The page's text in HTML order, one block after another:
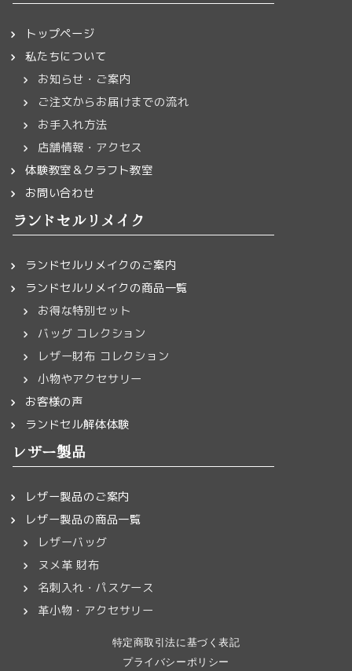
トップページ
私たちについて
お知らせ・ご案内
ご注文からお届けまでの流れ
お手入れ方法
店舗情報・アクセス
体験教室＆クラフト教室
お問い合わせ
ランドセルリメイク
ランドセルリメイクのご案内
ランドセルリメイクの商品一覧
お得な特別セット
バッグ コレクション
レザー財布 コレクション
小物やアクセサリー
お客様の声
ランドセル解体体験
レザー製品
レザー製品のご案内
レザー製品の商品一覧
レザーバッグ
ヌメ革 財布
名刺入れ・パスケース
革小物・アクセサリー
特定商取引法に基づく表記
プライバシーポリシー